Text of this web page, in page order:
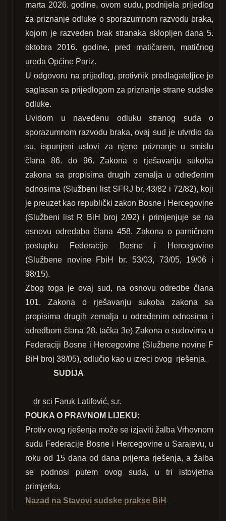
marta 2026. godine, ovom sudu, podnijela prijedlog
za priznanje odluke o sporazumnom razvodu braka,
kojom je razveden brak stranaka sklopljen dana 5.
oktobra 2016. godine, pred matičarem, matičnog
ureda Općine Pariz.
U odgovoru na prijedlog, protivnik predlagateljice je
saglasan sa prijedlogom za priznanje strane sudske
odluke.
Uvidom u navedenu odluku stranog suda o
sporazumnom razvodu braka, ovaj sud je utvrdio da
su, ispunjeni uslovi za njeno priznanje u smislu
člana 86. do 96. Zakona o rješavanju sukoba
zakona sa propisima drugih zemalja u određenim
odnosima (Službeni list SFRJ br. 43/82 i 72/82), koji
je preuzet kao republički zakon Bosne i Hercegovine
(Službeni list R BiH broj 2/92) i primjenjuje se na
osnovu odredaba člana 458. Zakona o parničnom
postupku Federacije Bosne i Hercegovine
(Službene novine FbiH br. 53/03, 73/05, 19/06 i
98/15).
Zbog toga je ovaj sud, na osnovu odredbe člana
101. Zakona o rješavanju sukoba zakona sa
propisima drugih zemalja u određenim odnosima i
odredbom člana 28. tačka 3e) Zakona o sudovima u
Federaciji Bosne i Hercegovine (Službene novine F
BiH broj 38/05), odlučio kao u izreci ovog rješenja.
SUDIJA
dr sci Faruk Latifović, s.r.
POUKA O PRAVNOM LIJEKU:
Protiv ovog rješenja može se izjaviti žalba Vrhovnom
sudu Federacije Bosne i Hercegovine u Sarajevu, u
roku od 15 dana od dana prijema rješenja, a žalba
se podnosi putem ovog suda, u tri istovjetna
primjerka.
Nazad na Stavovi sudske prakse BiH